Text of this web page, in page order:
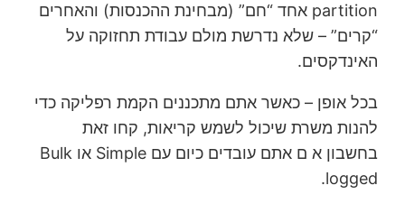
partition אחד “חם” (מבחינת ההכנסות) והאחרים
“קרים” – שלא נדרשת מולם עבודת תחזוקה על
האינדקסים.
בכל אופן – כאשר אתם מתכננים הקמת רפליקה כדי
להנות משרת שיכול לשמש קריאות, קחו זאת
בחשבון א ם אתם עובדים כיום עם Simple או Bulk
logged.